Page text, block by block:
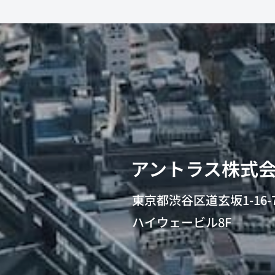
アントラス株式
東京都渋谷区道玄坂1-16-
ハイウェービル8F